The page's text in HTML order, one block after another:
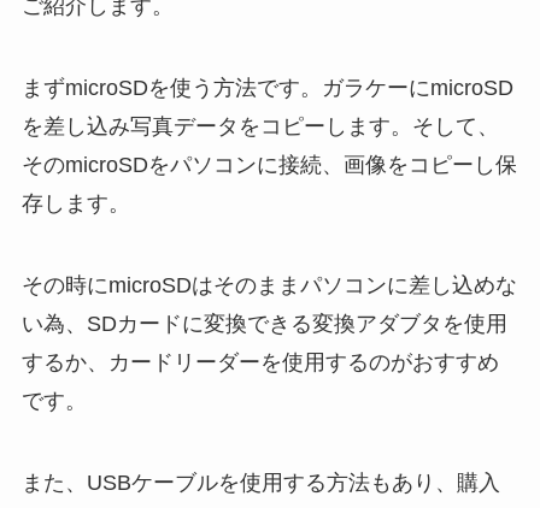
ご紹介します。
まずmicroSDを使う方法です。
ガラケーにmicroSD
を差し込み写真データをコピーします。 そして、
そのmicroSDをパソコンに接続、画像をコピーし保
存します。
その時にmicroSDはそのままパソコンに差し込めな
い為、 SDカードに変換できる変換アダブタを使用
するか、
カードリーダーを使用するのがおすすめ
です。
また、USBケーブルを使用する方法もあり、 購入